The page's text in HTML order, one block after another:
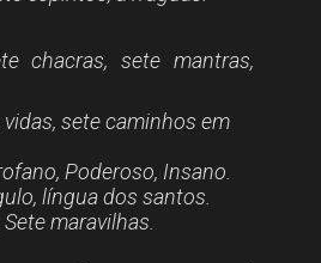
chacras, sete mantras,
sete caminhos em
Poderoso, Insano.
língua dos santos.
maravilhas.